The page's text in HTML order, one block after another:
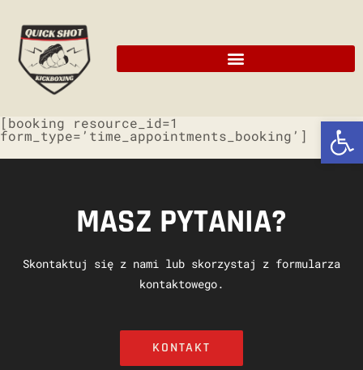
[booking resource_id=1
form_type=’time_appointments_booking’]
MASZ PYTANIA?
Skontaktuj się z nami lub skorzystaj z formularza
kontaktowego.
KONTAKT